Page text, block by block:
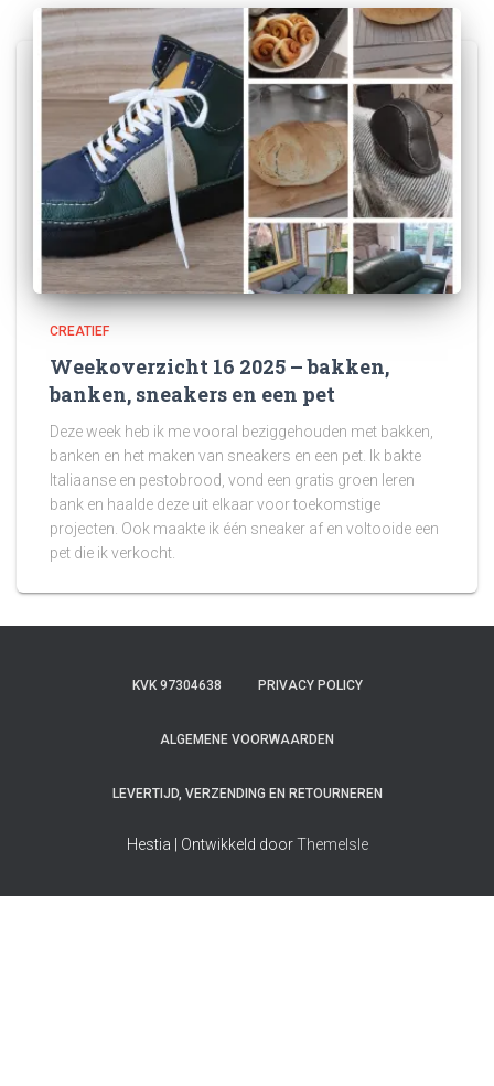
CREATIEF
Weekoverzicht 16 2025 – bakken,
banken, sneakers en een pet
Deze week heb ik me vooral beziggehouden met bakken,
banken en het maken van sneakers en een pet. Ik bakte
Italiaanse en pestobrood, vond een gratis groen leren
bank en haalde deze uit elkaar voor toekomstige
projecten. Ook maakte ik één sneaker af en voltooide een
pet die ik verkocht.
KVK 97304638 PRIVACY POLICY
ALGEMENE VOORWAARDEN
LEVERTIJD, VERZENDING EN RETOURNEREN
Hestia | Ontwikkeld doorThemeIsle